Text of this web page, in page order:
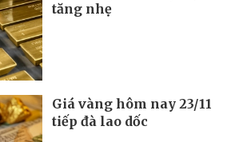
tăng nhẹ
Giá vàng hôm nay 23/11
tiếp đà lao dốc